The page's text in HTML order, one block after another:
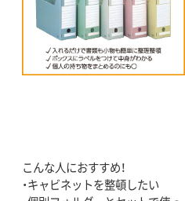
こんな人におすすめ！
・キャビネットを整頓したい